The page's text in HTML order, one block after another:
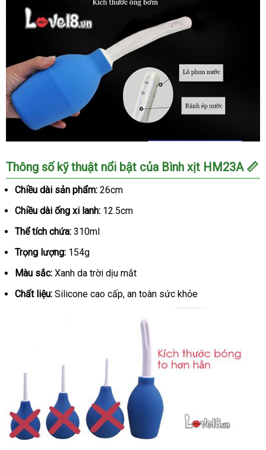
Bình
Xịt
Vệ
Hậu
Môn
Âm
Đạo
Lợi
An
Thông số kỹ thuật nổi bật của Bình xịt HM23A 📏
Chiều dài sản phẩm: 26cm
Chiều dài ống xi lanh: 12.5cm
Thể tích chứa: 310ml
Trọng lượng: 154g
Màu sắc: Xanh da trời dịu mắt
Chất liệu: Silicone cao cấp, an toàn sức khỏe